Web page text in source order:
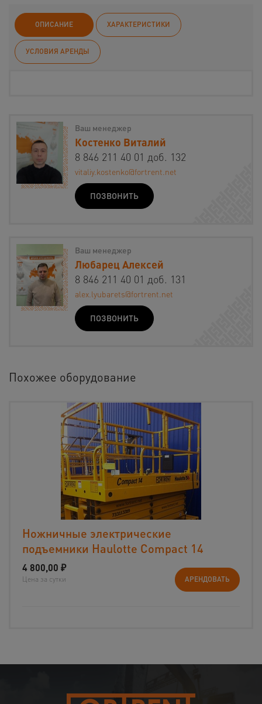
ОПИСАНИЕ ХАРАКТЕРИСТИКИ
УСЛОВИЯ АРЕНДЫ
Ваш менеджер
Костенко Виталий
8 846 211 40 01 доб. 132
vitaliy.kostenko@fortrent.net
ПОЗВОНИТЬ
Ваш менеджер
Любарец Алексей
8 846 211 40 01 доб. 131
alex.lyubarets@fortrent.net
ПОЗВОНИТЬ
Похожее оборудование
Ножничные электрические
подъемники Haulotte Compact 14
4 800,00 ₽
Цена за сутки АРЕНДОВАТЬ